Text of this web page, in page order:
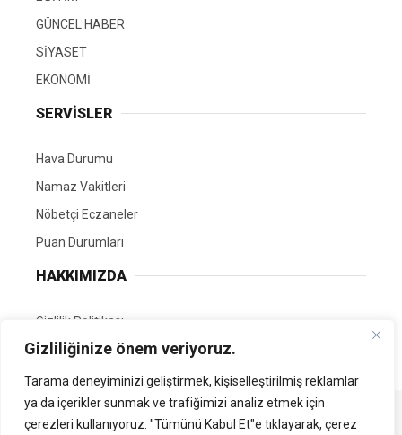
Gizliliğinize önem veriyoruz.
Tarama deneyiminizi geliştirmek, kişiselleştirilmiş reklamlar
ya da içerikler sunmak ve trafiğimizi analiz etmek için
çerezleri kullanıyoruz. "Tümünü Kabul Et"e tıklayarak, çerez
GÜNCEL HABER
SİYASET
EKONOMİ
SERVİSLER
Hava Durumu
Namaz Vakitleri
Nöbetçi Eczaneler
Puan Durumları
HAKKIMIZDA
Gizlilik Politikası
GÖNÜLLÜ EDİTÖRÜMÜZ OL
Tüm Hakları Saklıdır. | Kamubilgi.com | 2026